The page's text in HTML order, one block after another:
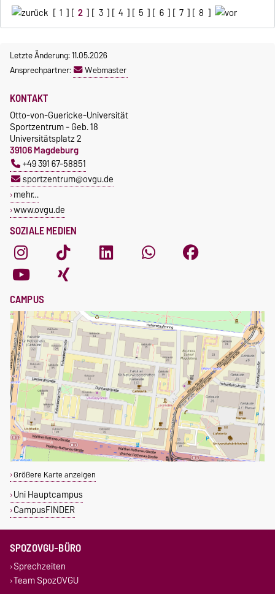
[ 1 ] [ 2 ] [ 3 ] [ 4 ] [ 5 ] [ 6 ] [ 7 ] [ 8 ]
Letzte Änderung: 11.05.2026
Ansprechpartner:
Webmaster
SOZIALE MEDIEN
KONTAKT
Otto-von-Guericke-Universität
Sportzentrum - Geb. 18
Universitätsplatz 2
39106 Magdeburg
+49 391 67-58851
sportzentrum@ovgu.de
mehr…
www.ovgu.de
CAMPUS
Größere Karte anzeigen
Uni Hauptcampus
CampusFINDER
SPOZOVGU-BÜRO
Sprechzeiten
Team SpozOVGU